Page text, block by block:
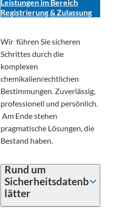
Leistungen im Bereich
Registrierung & Zulassung
Wir führen Sie sicheren
Schrittes durch die
komplexen
chemikalienrechtlichen
Bestimmungen. Zuverlässig,
professionell und persönlich.
Am Ende stehen
pragmatische Lösungen, die
Bestand haben.
Rund um
Sicherheitsdatenb
lätter